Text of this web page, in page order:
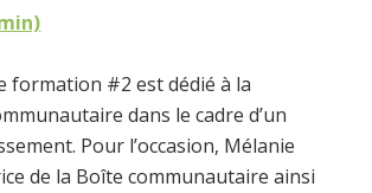
formation #2 est dédié à la
dans le cadre d’un
Pour l’occasion, Mélanie
de la Boîte communautaire ainsi